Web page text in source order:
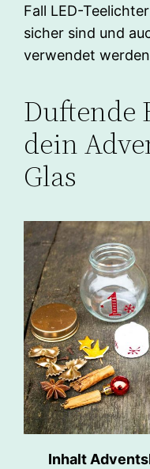
Fall LED-
sicher sind und
verwendet
Duftende
dein
Glas
Inhalt